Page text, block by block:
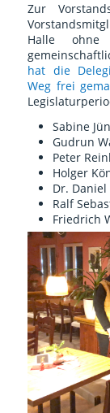
Zur
Halle ohne
hat die
Weg frei
Sabine
Gudrun
Peter
Holger
Dr.
Ralf
Friedrich